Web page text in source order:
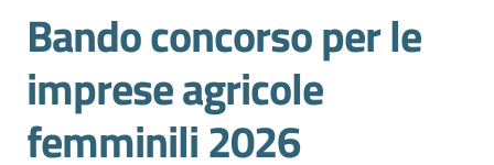
Impresa
Promuovere
Impresa
e
Salta al contenuto
Bando concorso per le
imprese agricole
femminili 2026